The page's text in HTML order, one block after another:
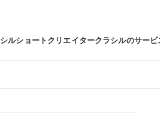
ルショートクリエイタークラシルのサービ